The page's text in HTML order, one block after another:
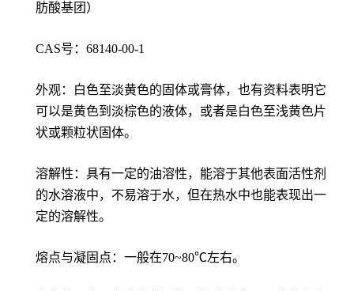
肪酸基团）
CAS号：68140-00-1
外观：白色至淡黄色的固体或膏体，也有资料表明它
可以是黄色到淡棕色的液体，或者是白色至浅黄色片
状或颗粒状固体。
溶解性：具有一定的油溶性，能溶于其他表面活性剂
的水溶液中，不易溶于水，但在热水中也能表现出一
定的溶解性。
熔点与凝固点：一般在70~80℃左右。